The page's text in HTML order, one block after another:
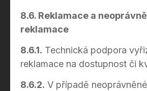
8.6. Reklamace a
reklamace
8.6.1. Technická podpora
reklamace na dostupnost či
8.6.2. V případě